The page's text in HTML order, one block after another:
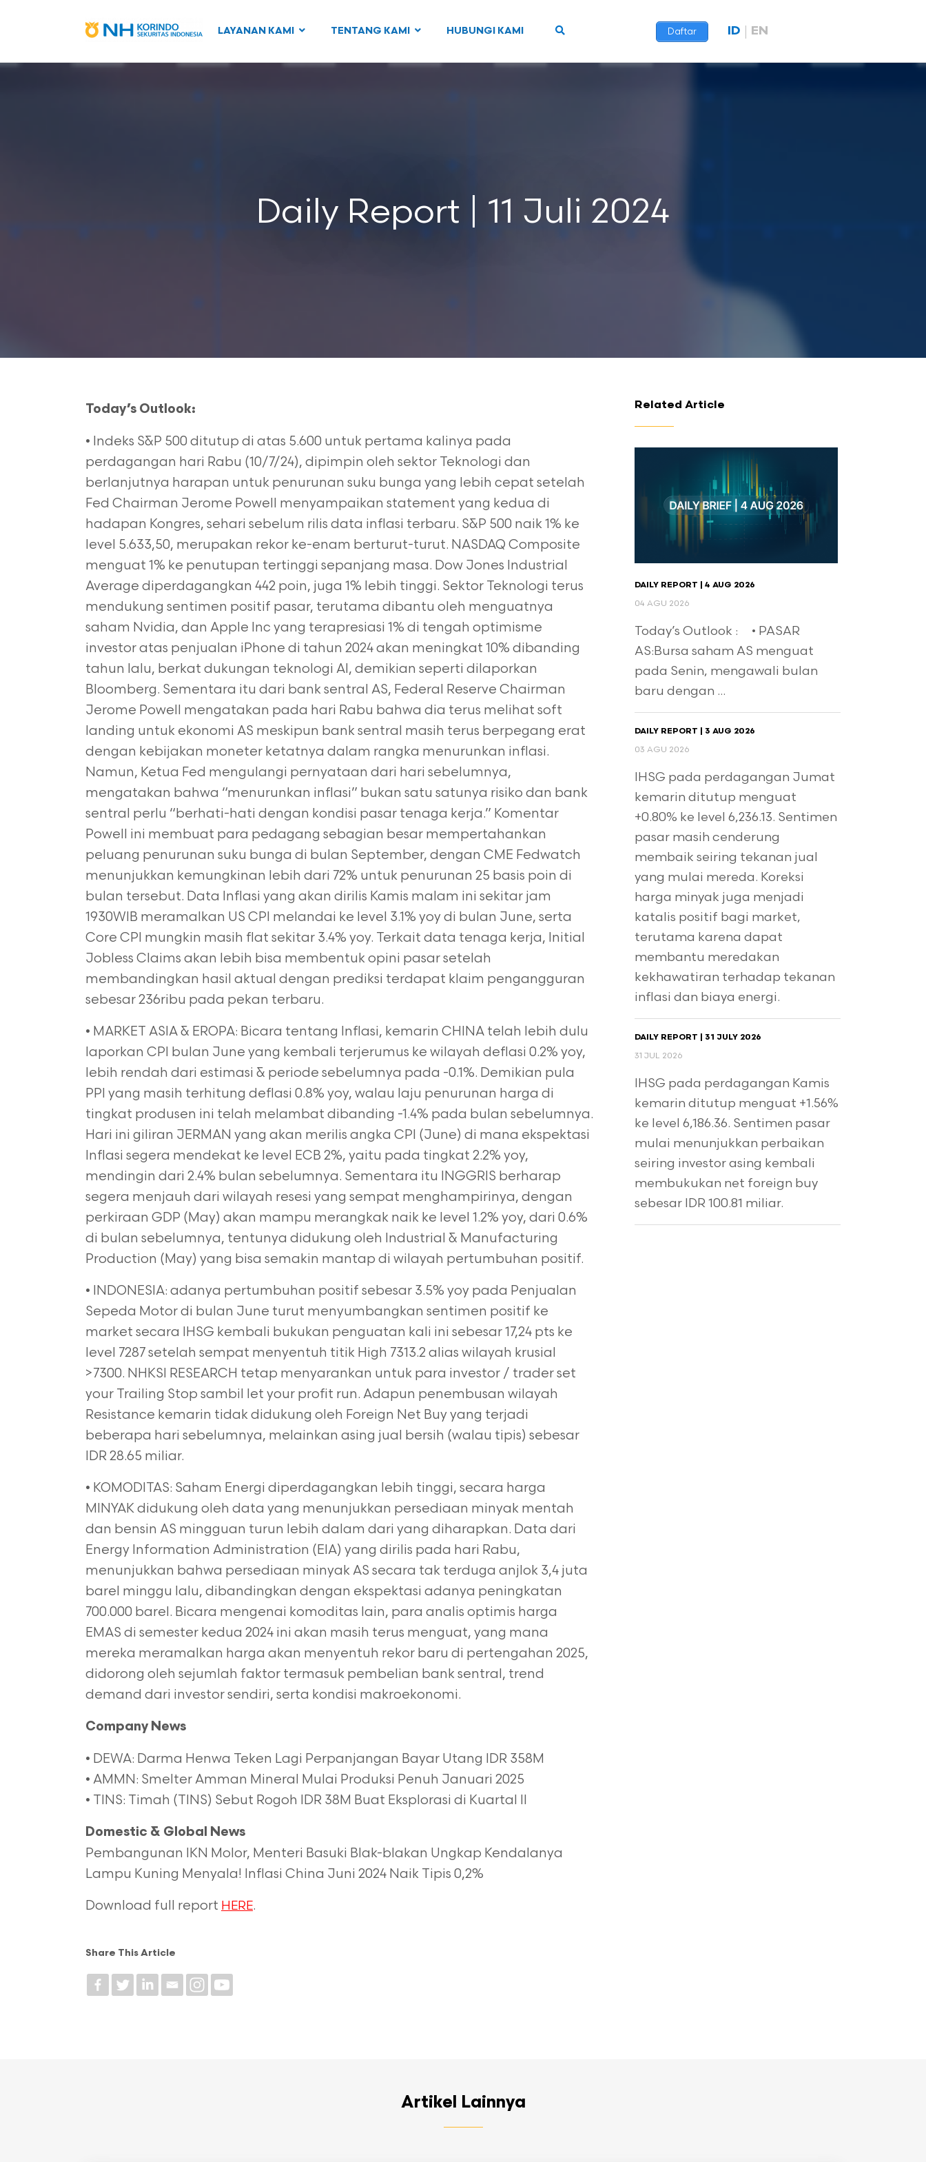
LAYANAN KAMI TENTANG KAMI HUBUNGI KAMI Daftar ID EN
Daily Report | 11 Juli 2024
Today’s Outlook:
• Indeks S&P 500 ditutup di atas 5.600 untuk pertama kalinya pada
perdagangan hari Rabu (10/7/24), dipimpin oleh sektor Teknologi dan
berlanjutnya harapan untuk penurunan suku bunga yang lebih cepat setelah
Fed Chairman Jerome Powell menyampaikan statement yang kedua di
hadapan Kongres, sehari sebelum rilis data inflasi terbaru. S&P 500 naik 1% ke
level 5.633,50, merupakan rekor ke-enam berturut-turut. NASDAQ Composite
menguat 1% ke penutupan tertinggi sepanjang masa. Dow Jones Industrial
Average diperdagangkan 442 poin, juga 1% lebih tinggi. Sektor Teknologi terus
mendukung sentimen positif pasar, terutama dibantu oleh menguatnya
saham Nvidia, dan Apple Inc yang terapresiasi 1% di tengah optimisme
investor atas penjualan iPhone di tahun 2024 akan meningkat 10% dibanding
tahun lalu, berkat dukungan teknologi AI, demikian seperti dilaporkan
Bloomberg. Sementara itu dari bank sentral AS, Federal Reserve Chairman
Jerome Powell mengatakan pada hari Rabu bahwa dia terus melihat soft
landing untuk ekonomi AS meskipun bank sentral masih terus berpegang erat
dengan kebijakan moneter ketatnya dalam rangka menurunkan inflasi.
Namun, Ketua Fed mengulangi pernyataan dari hari sebelumnya,
mengatakan bahwa “menurunkan inflasi” bukan satu satunya risiko dan bank
sentral perlu “berhati-hati dengan kondisi pasar tenaga kerja.” Komentar
Powell ini membuat para pedagang sebagian besar mempertahankan
peluang penurunan suku bunga di bulan September, dengan CME Fedwatch
menunjukkan kemungkinan lebih dari 72% untuk penurunan 25 basis poin di
bulan tersebut. Data Inflasi yang akan dirilis Kamis malam ini sekitar jam
1930WIB meramalkan US CPI melandai ke level 3.1% yoy di bulan June, serta
Core CPI mungkin masih flat sekitar 3.4% yoy. Terkait data tenaga kerja, Initial
Jobless Claims akan lebih bisa membentuk opini pasar setelah
membandingkan hasil aktual dengan prediksi terdapat klaim pengangguran
sebesar 236ribu pada pekan terbaru.
• MARKET ASIA & EROPA: Bicara tentang Inflasi, kemarin CHINA telah lebih dulu
laporkan CPI bulan June yang kembali terjerumus ke wilayah deflasi 0.2% yoy,
lebih rendah dari estimasi & periode sebelumnya pada -0.1%. Demikian pula
PPI yang masih terhitung deflasi 0.8% yoy, walau laju penurunan harga di
tingkat produsen ini telah melambat dibanding -1.4% pada bulan sebelumnya.
Hari ini giliran JERMAN yang akan merilis angka CPI (June) di mana ekspektasi
Inflasi segera mendekat ke level ECB 2%, yaitu pada tingkat 2.2% yoy,
mendingin dari 2.4% bulan sebelumnya. Sementara itu INGGRIS berharap
segera menjauh dari wilayah resesi yang sempat menghampirinya, dengan
perkiraan GDP (May) akan mampu merangkak naik ke level 1.2% yoy, dari 0.6%
di bulan sebelumnya, tentunya didukung oleh Industrial & Manufacturing
Production (May) yang bisa semakin mantap di wilayah pertumbuhan positif.
• INDONESIA: adanya pertumbuhan positif sebesar 3.5% yoy pada Penjualan
Sepeda Motor di bulan June turut menyumbangkan sentimen positif ke
market secara IHSG kembali bukukan penguatan kali ini sebesar 17,24 pts ke
level 7287 setelah sempat menyentuh titik High 7313.2 alias wilayah krusial
>7300. NHKSI RESEARCH tetap menyarankan untuk para investor / trader set
your Trailing Stop sambil let your profit run. Adapun penembusan wilayah
Resistance kemarin tidak didukung oleh Foreign Net Buy yang terjadi
beberapa hari sebelumnya, melainkan asing jual bersih (walau tipis) sebesar
IDR 28.65 miliar.
• KOMODITAS: Saham Energi diperdagangkan lebih tinggi, secara harga
MINYAK didukung oleh data yang menunjukkan persediaan minyak mentah
dan bensin AS mingguan turun lebih dalam dari yang diharapkan. Data dari
Energy Information Administration (EIA) yang dirilis pada hari Rabu,
menunjukkan bahwa persediaan minyak AS secara tak terduga anjlok 3,4 juta
barel minggu lalu, dibandingkan dengan ekspektasi adanya peningkatan
700.000 barel. Bicara mengenai komoditas lain, para analis optimis harga
EMAS di semester kedua 2024 ini akan masih terus menguat, yang mana
mereka meramalkan harga akan menyentuh rekor baru di pertengahan 2025,
didorong oleh sejumlah faktor termasuk pembelian bank sentral, trend
demand dari investor sendiri, serta kondisi makroekonomi.
Company News
• DEWA: Darma Henwa Teken Lagi Perpanjangan Bayar Utang IDR 358M
• AMMN: Smelter Amman Mineral Mulai Produksi Penuh Januari 2025
• TINS: Timah (TINS) Sebut Rogoh IDR 38M Buat Eksplorasi di Kuartal II
Domestic & Global News
Pembangunan IKN Molor, Menteri Basuki Blak-blakan Ungkap Kendalanya
Lampu Kuning Menyala! Inflasi China Juni 2024 Naik Tipis 0,2%
Download full report HERE.
Share This Article
Related Article
DAILY REPORT | 4 AUG 2026
04 AGU 2026
Today’s Outlook : • PASAR
AS:Bursa saham AS menguat
pada Senin, mengawali bulan
baru dengan ...
DAILY REPORT | 3 AUG 2026
03 AGU 2026
IHSG pada perdagangan Jumat
kemarin ditutup menguat
+0.80% ke level 6,236.13. Sentimen
pasar masih cenderung
membaik seiring tekanan jual
yang mulai mereda. Koreksi
harga minyak juga menjadi
katalis positif bagi market,
terutama karena dapat
membantu meredakan
kekhawatiran terhadap tekanan
inflasi dan biaya energi.
DAILY REPORT | 31 JULY 2026
31 JUL 2026
IHSG pada perdagangan Kamis
kemarin ditutup menguat +1.56%
ke level 6,186.36. Sentimen pasar
mulai menunjukkan perbaikan
seiring investor asing kembali
membukukan net foreign buy
sebesar IDR 100.81 miliar.
Artikel Lainnya